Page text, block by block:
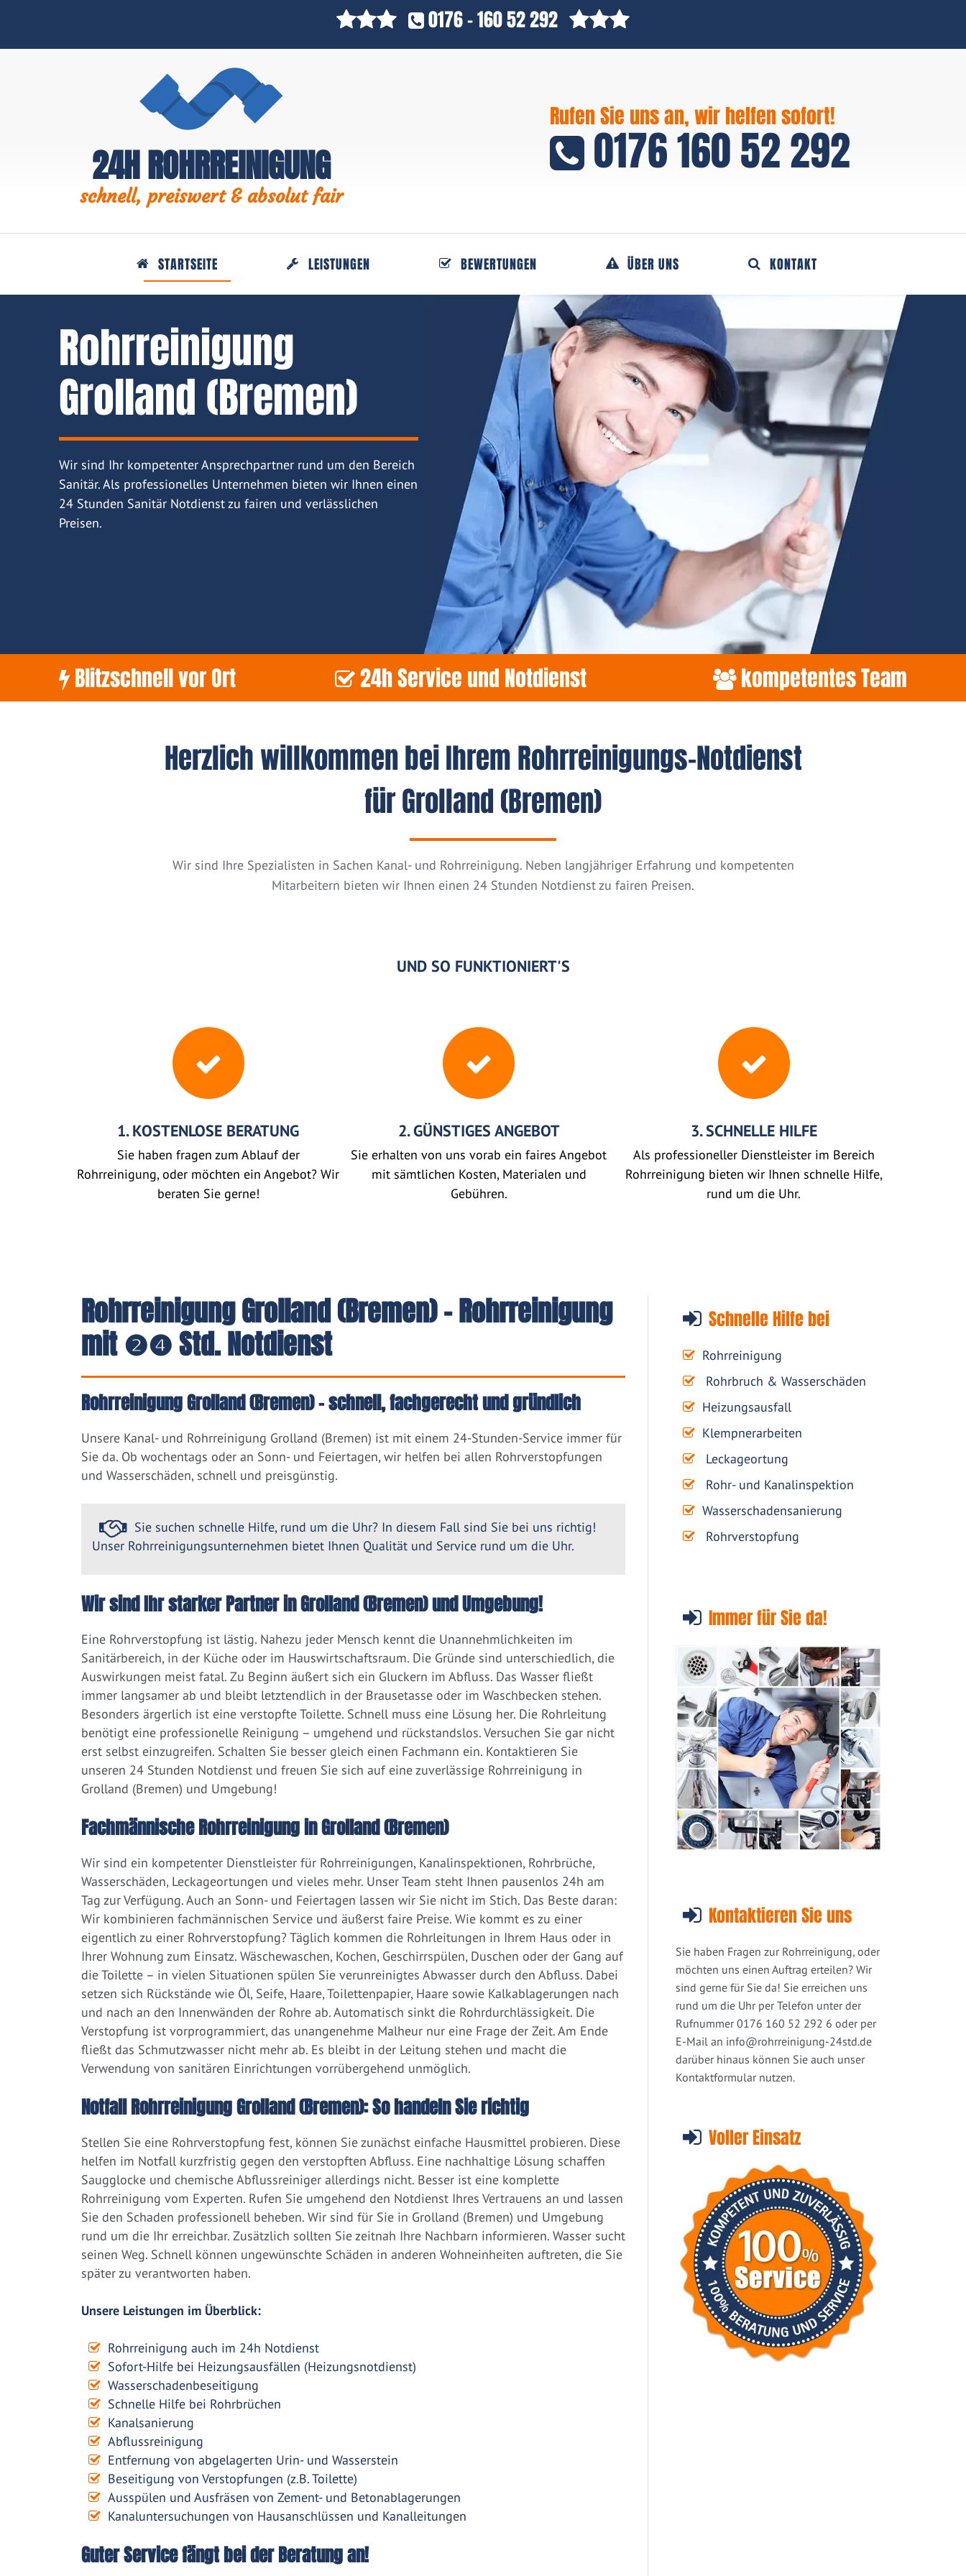
0176 - 160 52 292
Rufen Sie uns an, wir helfen sofort!
0176 160 52 292
24H ROHRREINIGUNG
schnell, preiswert & absolut fair
STARTSEITE LEISTUNGEN BEWERTUNGEN ÜBER UNS KONTAKT
Rohrreinigung
Grolland (Bremen)
Wir sind Ihr kompetenter Ansprechpartner rund um den Bereich
Sanitär. Als professionelles Unternehmen bieten wir Ihnen einen
24 Stunden Sanitär Notdienst zu fairen und verlässlichen
Preisen.
Blitzschnell vor Ort 24h Service und Notdienst kompetentes Team
Herzlich willkommen bei Ihrem Rohrreinigungs-Notdienst
für Grolland (Bremen)
Wir sind Ihre Spezialisten in Sachen Kanal- und Rohrreinigung. Neben langjähriger Erfahrung und kompetenten
Mitarbeitern bieten wir Ihnen einen 24 Stunden Notdienst zu fairen Preisen.
UND SO FUNKTIONIERT'S
1. KOSTENLOSE BERATUNG
Sie haben fragen zum Ablauf der
Rohrreinigung, oder möchten ein Angebot? Wir
beraten Sie gerne!
2. GÜNSTIGES ANGEBOT
Sie erhalten von uns vorab ein faires Angebot
mit sämtlichen Kosten, Materialen und
Gebühren.
3. SCHNELLE HILFE
Als professioneller Dienstleister im Bereich
Rohrreinigung bieten wir Ihnen schnelle Hilfe,
rund um die Uhr.
Schnelle Hilfe bei
Rohrreinigung
Rohrbruch & Wasserschäden
Heizungsausfall
Klempnerarbeiten
Leckageortung
Rohr- und Kanalinspektion
Wasserschadensanierung
Rohrverstopfung
Immer für Sie da!
Kontaktieren Sie uns
Sie haben Fragen zur Rohrreinigung, oder
möchten uns einen Auftrag erteilen? Wir
sind gerne für Sie da! Sie erreichen uns
rund um die Uhr per Telefon unter der
Rufnummer 0176 160 52 292 6 oder per
E-Mail an info@rohrreinigung-24std.de
darüber hinaus können Sie auch unser
Kontaktformular nutzen.
Rohrreinigung Grolland (Bremen) - Rohrreinigung
mit ❷❹ Std. Notdienst
Rohrreinigung Grolland (Bremen) – schnell, fachgerecht und gründlich
Unsere Kanal- und Rohrreinigung Grolland (Bremen) ist mit einem 24-Stunden-Service immer für
Sie da. Ob wochentags oder an Sonn- und Feiertagen, wir helfen bei allen Rohrverstopfungen
und Wasserschäden, schnell und preisgünstig.
Sie suchen schnelle Hilfe, rund um die Uhr? In diesem Fall sind Sie bei uns richtig!
Unser Rohrreinigungsunternehmen bietet Ihnen Qualität und Service rund um die Uhr.
Wir sind Ihr starker Partner in Grolland (Bremen) und Umgebung!
Eine Rohrverstopfung ist lästig. Nahezu jeder Mensch kennt die Unannehmlichkeiten im
Sanitärbereich, in der Küche oder im Hauswirtschaftsraum. Die Gründe sind unterschiedlich, die
Auswirkungen meist fatal. Zu Beginn äußert sich ein Gluckern im Abfluss. Das Wasser fließt
immer langsamer ab und bleibt letztendlich in der Brausetasse oder im Waschbecken stehen.
Besonders ärgerlich ist eine verstopfte Toilette. Schnell muss eine Lösung her. Die Rohrleitung
benötigt eine professionelle Reinigung – umgehend und rückstandslos. Versuchen Sie gar nicht
erst selbst einzugreifen. Schalten Sie besser gleich einen Fachmann ein. Kontaktieren Sie
unseren 24 Stunden Notdienst und freuen Sie sich auf eine zuverlässige Rohrreinigung in
Grolland (Bremen) und Umgebung!
Fachmännische Rohrreinigung in Grolland (Bremen)
Wir sind ein kompetenter Dienstleister für Rohrreinigungen, Kanalinspektionen, Rohrbrüche,
Wasserschäden, Leckageortungen und vieles mehr. Unser Team steht Ihnen pausenlos 24h am
Tag zur Verfügung. Auch an Sonn- und Feiertagen lassen wir Sie nicht im Stich. Das Beste daran:
Wir kombinieren fachmännischen Service und äußerst faire Preise. Wie kommt es zu einer
eigentlich zu einer Rohrverstopfung? Täglich kommen die Rohrleitungen in Ihrem Haus oder in
Ihrer Wohnung zum Einsatz. Wäschewaschen, Kochen, Geschirrspülen, Duschen oder der Gang auf
die Toilette – in vielen Situationen spülen Sie verunreinigtes Abwasser durch den Abfluss. Dabei
setzen sich Rückstände wie Öl, Seife, Haare, Toilettenpapier, Haare sowie Kalkablagerungen nach
und nach an den Innenwänden der Rohre ab. Automatisch sinkt die Rohrdurchlässigkeit. Die
Verstopfung ist vorprogrammiert, das unangenehme Malheur nur eine Frage der Zeit. Am Ende
fließt das Schmutzwasser nicht mehr ab. Es bleibt in der Leitung stehen und macht die
Verwendung von sanitären Einrichtungen vorrübergehend unmöglich.
Notfall Rohrreinigung Grolland (Bremen): So handeln Sie richtig
Stellen Sie eine Rohrverstopfung fest, können Sie zunächst einfache Hausmittel probieren. Diese
helfen im Notfall kurzfristig gegen den verstopften Abfluss. Eine nachhaltige Lösung schaffen
Saugglocke und chemische Abflussreiniger allerdings nicht. Besser ist eine komplette
Rohrreinigung vom Experten. Rufen Sie umgehend den Notdienst Ihres Vertrauens an und lassen
Sie den Schaden professionell beheben. Wir sind für Sie in Grolland (Bremen) und Umgebung
rund um die Ihr erreichbar. Zusätzlich sollten Sie zeitnah Ihre Nachbarn informieren. Wasser sucht
seinen Weg. Schnell können ungewünschte Schäden in anderen Wohneinheiten auftreten, die Sie
später zu verantworten haben.
Unsere Leistungen im Überblick:
Rohrreinigung auch im 24h Notdienst
Sofort-Hilfe bei Heizungsausfällen (Heizungsnotdienst)
Wasserschadenbeseitigung
Schnelle Hilfe bei Rohrbrüchen
Kanalsanierung
Abflussreinigung
Entfernung von abgelagerten Urin- und Wasserstein
Beseitigung von Verstopfungen (z.B. Toilette)
Ausspülen und Ausfräsen von Zement- und Betonablagerungen
Kanaluntersuchungen von Hausanschlüssen und Kanalleitungen
Guter Service fängt bei der Beratung an!
Voller Einsatz